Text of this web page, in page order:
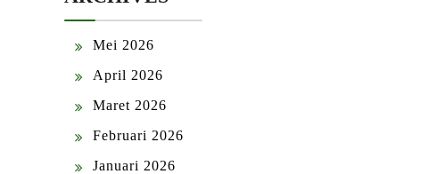
Mei 2026
April 2026
Maret 2026
Februari 2026
Januari 2026